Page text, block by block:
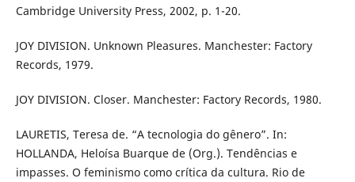
Cambridge University Press, 2002, p. 1-20.
JOY DIVISION. Unknown Pleasures. Manchester: Factory
Records, 1979.
JOY DIVISION. Closer. Manchester: Factory Records, 1980.
LAURETIS, Teresa de. “A tecnologia do gênero”. In:
HOLLANDA, Heloísa Buarque de (Org.). Tendências e
impasses. O feminismo como crítica da cultura. Rio de